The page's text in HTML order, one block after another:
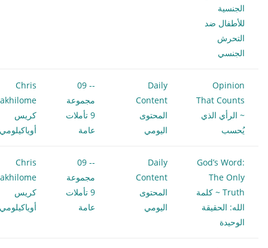
الجنسية
للأطفال ضد
التحرش
الجنسي
Opinion
That Counts
~ الرأي الذي
يُحسب
Daily
Content
المحتوى
اليومي
-- 09
مجموعة
9 تأملات
عامة
Chris
كريس
God’s Word:
The Only
Truth ~ كلمة
الله: الحقيقة
الوحيدة
Daily
Content
المحتوى
اليومي
-- 09
مجموعة
9 تأملات
عامة
Chris
كريس